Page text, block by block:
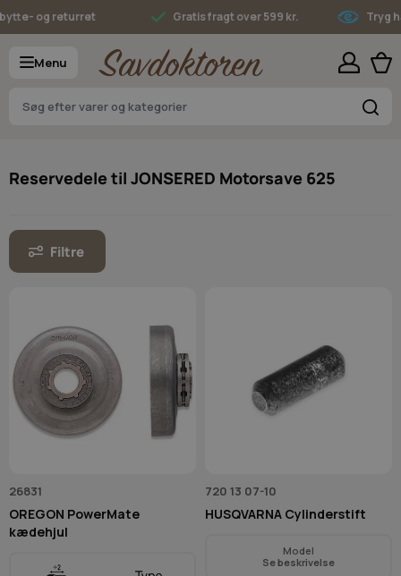
Skip to Content
og returret Gratis fragt over 599 kr. Tryg
Menu
Reservedele til JONSERED Motorsave 625
Filtre
26831
OREGON PowerMate
kædehjul
720 13 07-10
HUSQVARNA Cylinderstift
Model
Se beskrivelse